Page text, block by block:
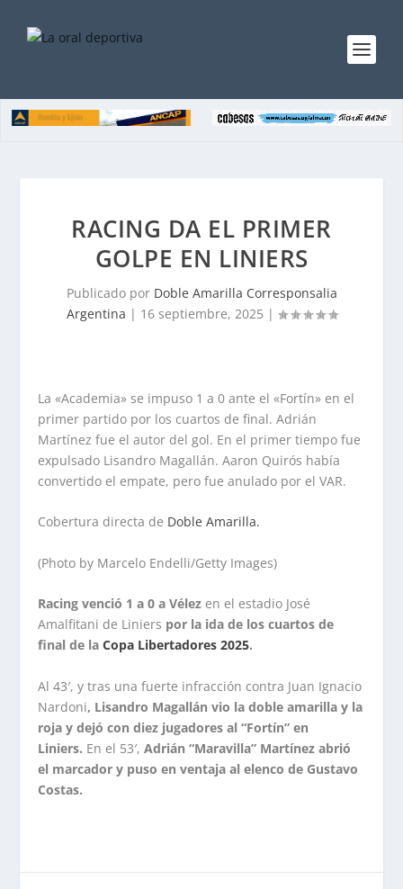
RACING DA EL PRIMER
GOLPE EN LINIERS
Publicado por Doble Amarilla Corresponsalia
Argentina | 16 septiembre, 2025 |
La «Academia» se impuso 1 a 0 ante el «Fortín» en el
primer partido por los cuartos de final. Adrián
Martínez fue el autor del gol. En el primer tiempo fue
expulsado Lisandro Magallán. Aaron Quirós había
convertido el empate, pero fue anulado por el VAR.
Cobertura directa de Doble Amarilla.
(Photo by Marcelo Endelli/Getty Images)
Racing venció 1 a 0 a Vélez en el estadio José
Amalfitani de Liniers por la ida de los cuartos de
final de laCopa Libertadores 2025.
Al 43′, y tras una fuerte infracción contra Juan Ignacio
Nardoni, Lisandro Magallán vio la doble amarilla y la
roja y dejó con diez jugadores al “Fortín” en
Liniers. En el 53′,Adrián “Maravilla” Martínez abrió
el marcador y puso en ventaja al elenco de Gustavo
Costas.